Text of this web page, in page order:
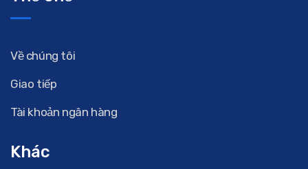
Về chúng tôi
Giao tiếp
Tài khoản ngân hàng
Khác